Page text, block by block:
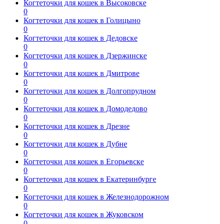
Когтеточки для кошек в Высоковске
0
Когтеточки для кошек в Голицыно
0
Когтеточки для кошек в Дедовске
0
Когтеточки для кошек в Дзержинске
0
Когтеточки для кошек в Дмитрове
0
Когтеточки для кошек в Долгопрудном
0
Когтеточки для кошек в Домодедово
0
Когтеточки для кошек в Дрезне
0
Когтеточки для кошек в Дубне
0
Когтеточки для кошек в Егорьевске
0
Когтеточки для кошек в Екатеринбурге
0
Когтеточки для кошек в Железнодорожном
0
Когтеточки для кошек в Жуковском